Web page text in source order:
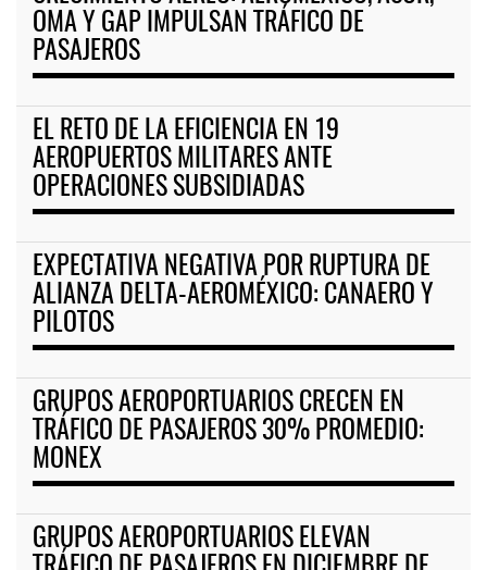
OMA Y GAP IMPULSAN TRÁFICO DE
PASAJEROS
EL RETO DE LA EFICIENCIA EN 19
AEROPUERTOS MILITARES ANTE
OPERACIONES SUBSIDIADAS
EXPECTATIVA NEGATIVA POR RUPTURA DE
ALIANZA DELTA-AEROMÉXICO: CANAERO Y
PILOTOS
GRUPOS AEROPORTUARIOS CRECEN EN
TRÁFICO DE PASAJEROS 30% PROMEDIO:
MONEX
GRUPOS AEROPORTUARIOS ELEVAN